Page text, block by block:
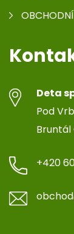
Deta
Pod
Bruntál
+420